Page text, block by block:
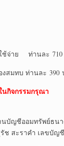
ช้จ่าย ท่านละ 710
งสมทบ ท่านละ 390
นกิจกรรมกรุณา
นบัญชีออมทรัพย์ธน
สะราคำ เลขบัญชี